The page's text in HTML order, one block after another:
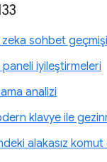
zeka sohbet geçmişi
iyileştirmeleri
analizi
klavye ile
alakasız komut